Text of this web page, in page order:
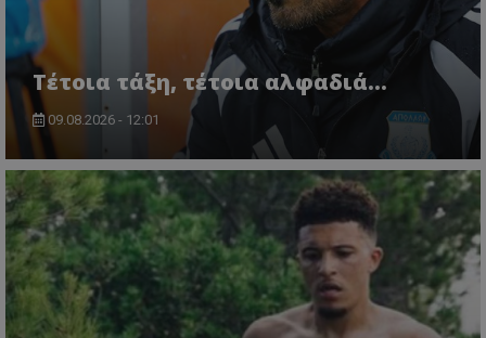
Τέτοια τάξη, τέτοια αλφαδιά...
09.08.2026 - 12:01